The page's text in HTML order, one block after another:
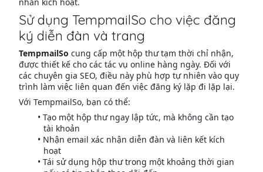
Sử dụng TempmailSo cho việc đăng
ký diễn đàn và trang
TempmailSo cung cấp một hộp thư tạm thời chỉ nhận,
được thiết kế cho các tác vụ online hàng ngày. Đối với
các chuyên gia SEO, điều này phù hợp tự nhiên vào quy
trình làm việc liên quan đến việc đăng ký lặp đi lặp lại.
Với TempmailSo, bạn có thể:
Tạo một hộp thư ngay lập tức, mà không cần tạo
tài khoản
Nhận email xác nhận diễn đàn và liên kết kích
hoạt
Tái sử dụng hộp thư trong một khoảng thời gian